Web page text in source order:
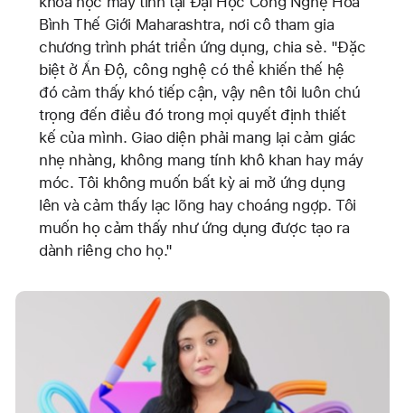
Bình Thế Giới Maharashtra, nơi cô tham gia
chương trình phát triển ứng dụng, chia sẻ. "Đặc
biệt ở Ấn Độ, công nghệ có thể khiến thế hệ
đó cảm thấy khó tiếp cận, vậy nên tôi luôn chú
trọng đến điều đó trong mọi quyết định thiết
kế của mình. Giao diện phải mang lại cảm giác
nhẹ nhàng, không mang tính khô khan hay máy
móc. Tôi không muốn bất kỳ ai mở ứng dụng
lên và cảm thấy lạc lõng hay choáng ngợp. Tôi
muốn họ cảm thấy như ứng dụng được tạo ra
dành riêng cho họ."